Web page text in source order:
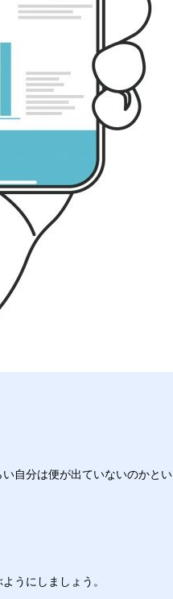
自分は便が出ていないのかと
うにしましょう。